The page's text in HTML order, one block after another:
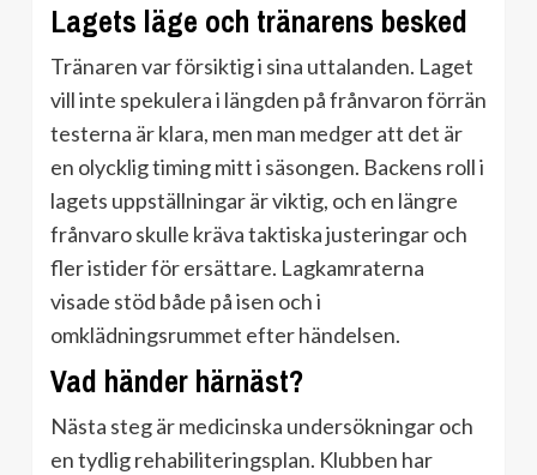
Lagets läge och tränarens besked
Tränaren var försiktig i sina uttalanden. Laget
vill inte spekulera i längden på frånvaron förrän
testerna är klara, men man medger att det är
en olycklig timing mitt i säsongen. Backens roll i
lagets uppställningar är viktig, och en längre
frånvaro skulle kräva taktiska justeringar och
fler istider för ersättare. Lagkamraterna
visade stöd både på isen och i
omklädningsrummet efter händelsen.
Vad händer härnäst?
Nästa steg är medicinska undersökningar och
en tydlig rehabiliteringsplan. Klubben har